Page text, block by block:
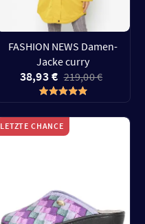
FASHION NEWS Damen-
Jacke curry
38,93 € 219,00 €
LETZTE CHANCE